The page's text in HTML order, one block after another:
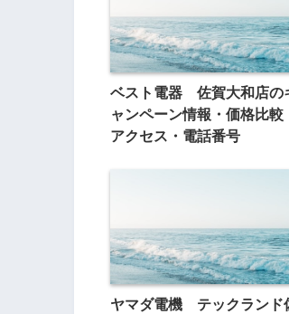
ベスト電器 佐賀大和店の
ャンペーン情報・価格比較
アクセス・電話番号
ヤマダ電機 テックランド